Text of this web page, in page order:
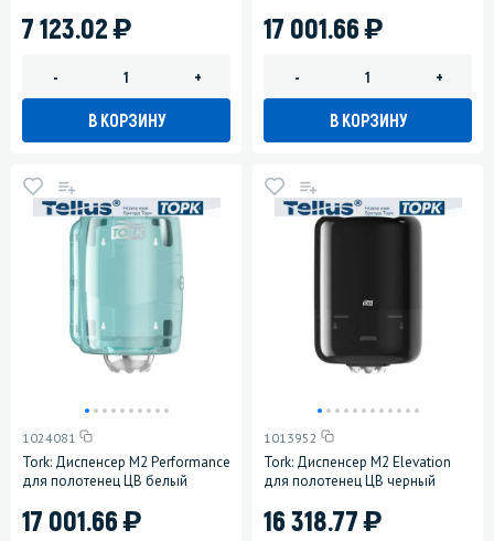
7 123.02)
- +
В КОРЗИНУ
17 001.66)
- +
В КОРЗИНУ
1024081
Tork: Диспенсер М2 Performance
для полотенец ЦВ белый
17 001.66)
1013952
Tork: Диспенсер М2 Elevation
для полотенец ЦВ черный
16 318.77)